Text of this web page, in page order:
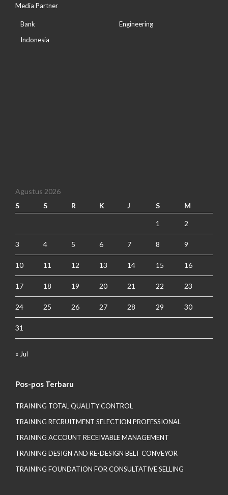
Media Partner
Bank
Indonesia
Engineering
Agustus 2026
S
S R K J S M
1 2
3 4 5 6 7 8 9
10 11 12 13 14 15 16
17 18 19 20 21 22 23
24 25 26 27 28 29 30
31
« Jul
Pos-pos Terbaru
TRAINING TOTAL QUALITY CONTROL
TRAINING RECRUITMENT SELECTION PROFESSIONAL
TRAINING ACCOUNT RECEIVABLE MANAGEMENT
TRAINING DESIGN AND RE-DESIGN BELT CONVEYOR
TRAINING FOUNDATION FOR CONSULTATIVE SELLING